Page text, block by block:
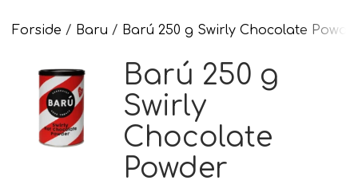
Forside
Kaffe
Se Butikken
Brand
Forside Baru Barú 250 g Swirly Chocolate
Barú 250 g
Swirly
Chocolate
Powder